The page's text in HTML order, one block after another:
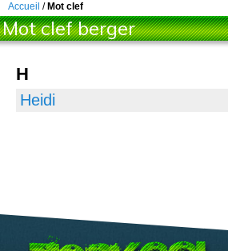
Accueil / Mot clef
Mot clef berger
H
Heidi